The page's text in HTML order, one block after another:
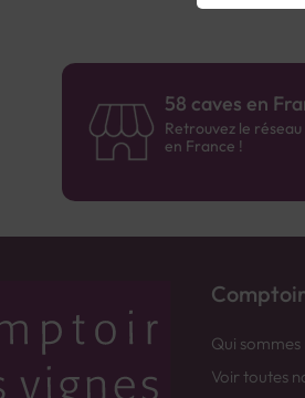
58 caves en
Retrouvez le
en France !
Qui sommes
Voir toutes